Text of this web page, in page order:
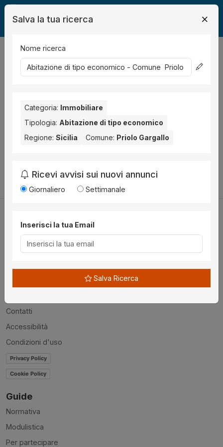
Legalmente Immobili
abitazione economica
Nessun risultato per il Comune selezionato:
Prova anche con altri comuni vicini:
Cambia la ricerca
Utilità
Contatti
Accessibilità
Condizioni d'uso
Privacy Policy
Cookie Policy
Guide
Normativa
Modulistica
Per partecipare
Salva la tua ricerca
Nome ricerca
Categoria: Immobiliare
Tipologia: Abitazione di tipo economico
Regione: Sicilia Comune: Priolo Gargallo
Ricevi avvisi sui nuovi annunci
Giornaliero Settimanale
Inserisci la tua Email
Salva Ricerca